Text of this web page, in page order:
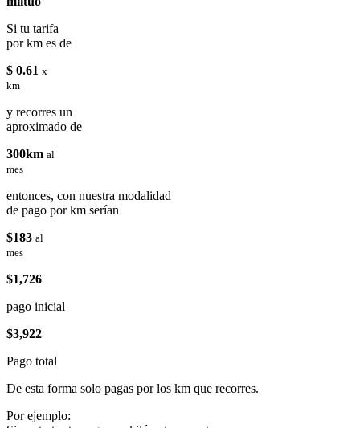
Si tu tarifa
por km es de
$ 0.61 x
km
y recorres un
aproximado de
300km al
mes
entonces, con nuestra modalidad
de pago por km serían
$183 al
mes
$1,726
pago inicial
$3,922
Pago total
De esta forma solo pagas por los km que recorres.
Por ejemplo: